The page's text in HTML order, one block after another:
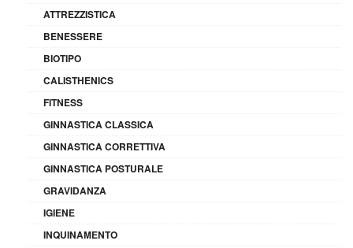
ATTREZZISTICA
BENESSERE
BIOTIPO
CALISTHENICS
FITNESS
GINNASTICA CLASSICA
GINNASTICA CORRETTIVA
GINNASTICA POSTURALE
GRAVIDANZA
IGIENE
INQUINAMENTO